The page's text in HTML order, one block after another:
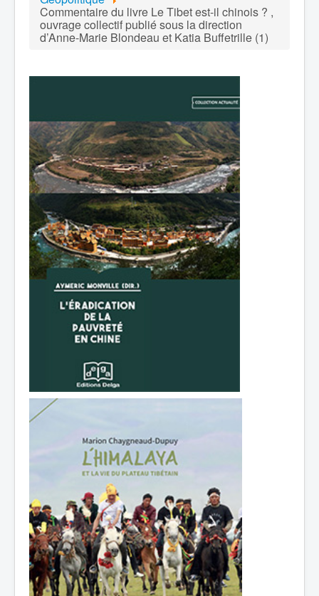
Commentaire du livre Le Tibet est-il chinois ? ,
ouvrage collectif publié sous la direction
d’Anne-Marie Blondeau et Katia Buffetrille (1)